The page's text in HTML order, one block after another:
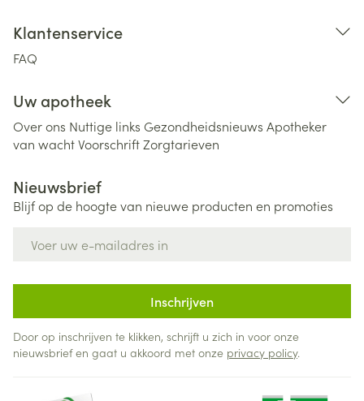
Klantenservice
FAQ
Uw apotheek
Over ons Nuttige links Gezondheidsnieuws Apotheker
van wachtVoorschriftZorgtarieven
Nieuwsbrief
Blijf op de hoogte van nieuwe producten en promoties
Inschrijven
Door op inschrijven te klikken, schrijft u zich in voor onze
nieuwsbrief en gaat u akkoord met onze privacy policy.